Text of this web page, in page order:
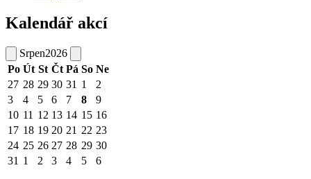
Kalendář akcí
Srpen2026
Po Út St Čt Pá So Ne
27 28 29 30 31 1
2
3
4 5 6 7 8
9
10 11 12 13 14 15 16
17 18 19 20 21 22 23
24 25 26 27 28 29 30
31 1 2 3 4 5 6